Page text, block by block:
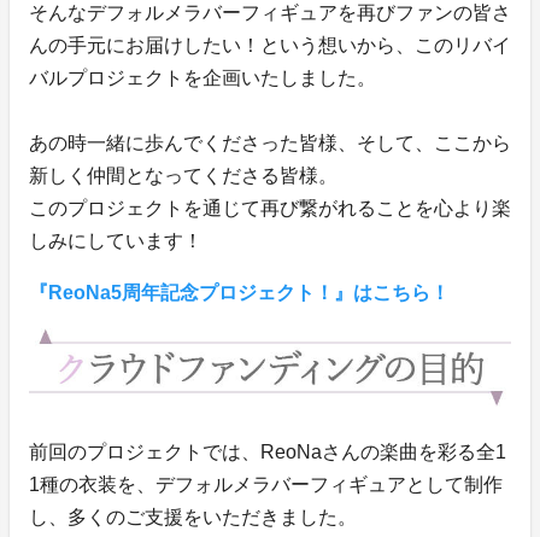
そんなデフォルメラバーフィギュアを再びファンの皆さ
んの手元にお届けしたい！という想いから、このリバイ
バルプロジェクトを企画いたしました。
あの時一緒に歩んでくださった皆様、そして、ここから
新しく仲間となってくださる皆様。
このプロジェクトを通じて再び繋がれることを心より楽
しみにしています！
『ReoNa5周年記念プロジェクト！』はこちら！
前回のプロジェクトでは、ReoNaさんの楽曲を彩る全1
1種の衣装を、デフォルメラバーフィギュアとして制作
し、多くのご支援をいただきました。